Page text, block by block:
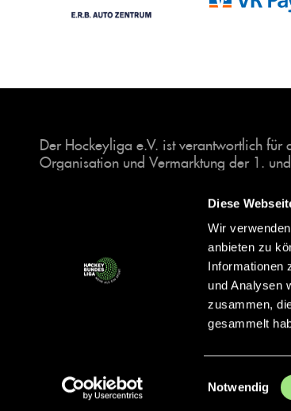
Diese
Wir
anbieten zu
Informationen
und Analysen
zusammen,
gesammelt
Notwendig
Der Hockeyliga e.V. ist verantwortlich für
Organisation und Vermarktung der 1.
Halle. Insgesamt sind über 60 Vereine
Dach der Hockeyliga organisiert, sowohl
Herren als auch im Damen Bereich.